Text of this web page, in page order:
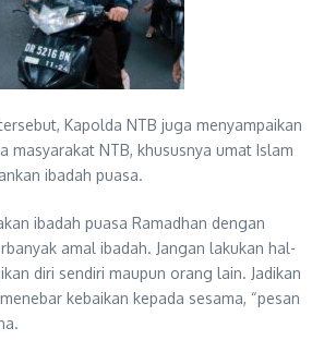
Kapolda NTB juga menyampaikan
masyarakat NTB, khususnya umat Islam
ibadah puasa.
ibadah puasa Ramadhan dengan
amal ibadah. Jangan lakukan hal-
diri sendiri maupun orang lain. Jadikan
kebaikan kepada sesama, “pesan